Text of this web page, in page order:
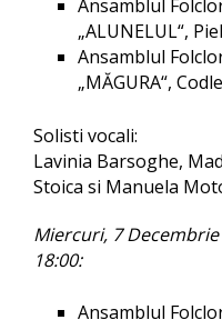
Ansamblul
„ALUNELUL“,
Ansamblul
„MĂGURA“,
Solisti vocali:
Lavinia Barsoghe,
Stoica si Manuela
Miercuri, 7
18:00:
Ansamblul